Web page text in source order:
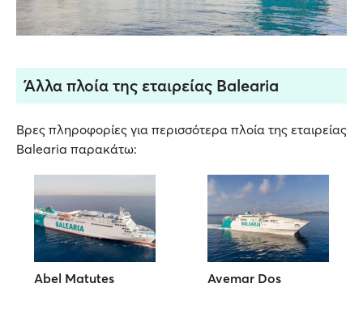
Άλλα πλοία της εταιρείας Balearia
Βρες πληροφορίες για περισσότερα πλοία της εταιρείας
Balearia παρακάτω:
Abel Matutes Avemar Dos